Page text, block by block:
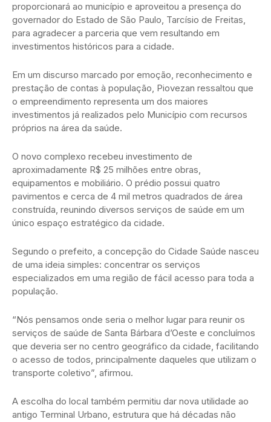
proporcionará ao município e aproveitou a presença do
governador do Estado de São Paulo, Tarcísio de Freitas,
para agradecer a parceria que vem resultando em
investimentos históricos para a cidade.
Em um discurso marcado por emoção, reconhecimento e
prestação de contas à população, Piovezan ressaltou que
o empreendimento representa um dos maiores
investimentos já realizados pelo Município com recursos
próprios na área da saúde.
O novo complexo recebeu investimento de
aproximadamente R$ 25 milhões entre obras,
equipamentos e mobiliário. O prédio possui quatro
pavimentos e cerca de 4 mil metros quadrados de área
construída, reunindo diversos serviços de saúde em um
único espaço estratégico da cidade.
Segundo o prefeito, a concepção do Cidade Saúde nasceu
de uma ideia simples: concentrar os serviços
especializados em uma região de fácil acesso para toda a
população.
“Nós pensamos onde seria o melhor lugar para reunir os
serviços de saúde de Santa Bárbara d’Oeste e concluímos
que deveria ser no centro geográfico da cidade, facilitando
o acesso de todos, principalmente daqueles que utilizam o
transporte coletivo”, afirmou.
A escolha do local também permitiu dar nova utilidade ao
antigo Terminal Urbano, estrutura que há décadas não